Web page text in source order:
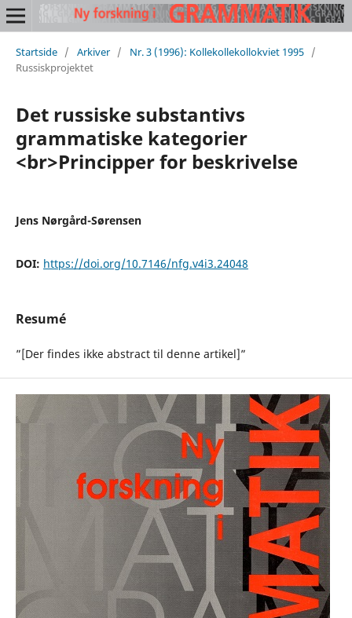
Startside / Arkiver / Nr. 3 (1996): Kollekollekollokviet 1995 /
Russiskprojektet
Det russiske substantivs
grammatiske kategorier
<br>Principper for beskrivelse
Jens Nørgård-Sørensen
DOI: https://doi.org/10.7146/nfg.v4i3.24048
Resumé
”[Der findes ikke abstract til denne artikel]”